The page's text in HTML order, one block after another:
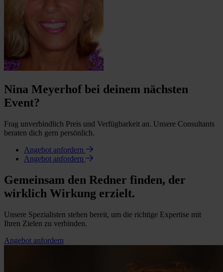
Nina Meyerhof bei deinem nächsten
Event?
Frag unverbindlich Preis und Verfügbarkeit an. Unsere Consultants
beraten dich gern persönlich.
Angebot anfordern
Angebot anfordern
Gemeinsam den Redner finden, der
wirklich Wirkung erzielt.
Unsere Spezialisten stehen bereit, um die richtige Expertise mit
Ihren Zielen zu verbinden.
Angebot anfordern